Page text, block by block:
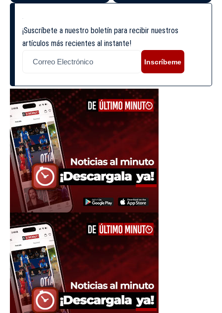
¡Suscríbete a nuestro boletín para recibir nuestros
artículos más recientes al instante!
Inscríbeme